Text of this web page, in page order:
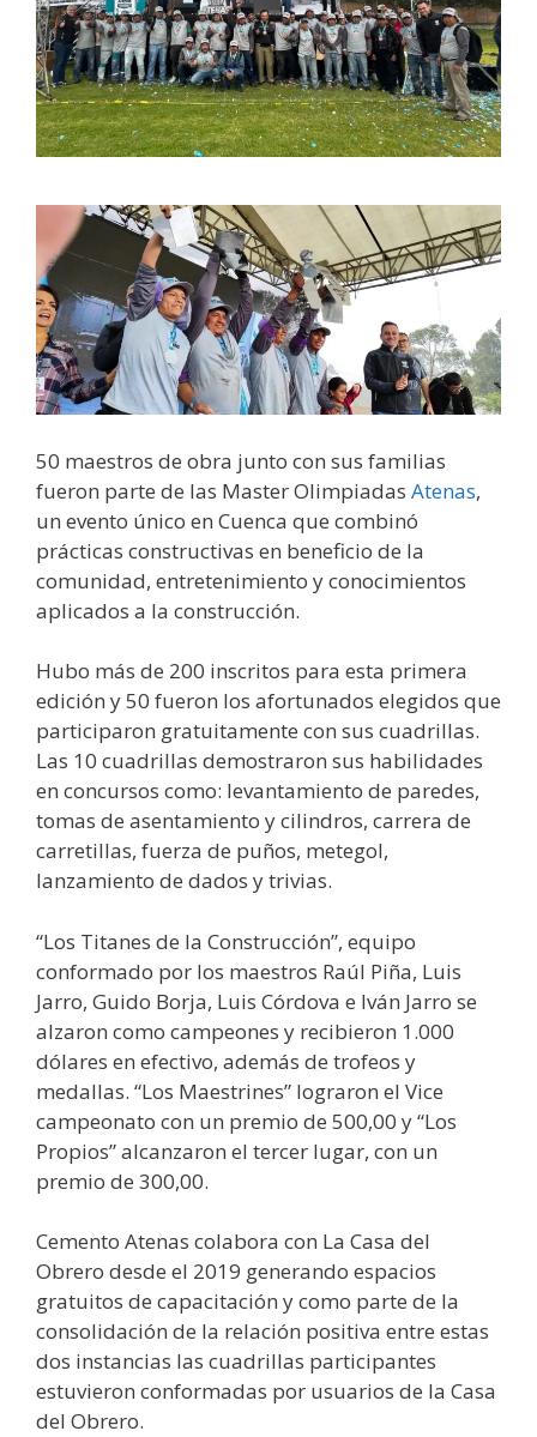
50 maestros de obra junto con sus familias
fueron parte de las Master Olimpiadas Atenas,
un evento único en Cuenca que combinó
prácticas constructivas en beneficio de la
comunidad, entretenimiento y conocimientos
aplicados a la construcción.
Hubo más de 200 inscritos para esta primera
edición y 50 fueron los afortunados elegidos que
participaron gratuitamente con sus cuadrillas.
Las 10 cuadrillas demostraron sus habilidades
en concursos como: levantamiento de paredes,
tomas de asentamiento y cilindros, carrera de
carretillas, fuerza de puños, metegol,
lanzamiento de dados y trivias.
“Los Titanes de la Construcción”, equipo
conformado por los maestros Raúl Piña, Luis
Jarro, Guido Borja, Luis Córdova e Iván Jarro se
alzaron como campeones y recibieron 1.000
dólares en efectivo, además de trofeos y
medallas. “Los Maestrines” lograron el Vice
campeonato con un premio de 500,00 y “Los
Propios” alcanzaron el tercer lugar, con un
premio de 300,00.
Cemento Atenas colabora con La Casa del
Obrero desde el 2019 generando espacios
gratuitos de capacitación y como parte de la
consolidación de la relación positiva entre estas
dos instancias las cuadrillas participantes
estuvieron conformadas por usuarios de la Casa
del Obrero.